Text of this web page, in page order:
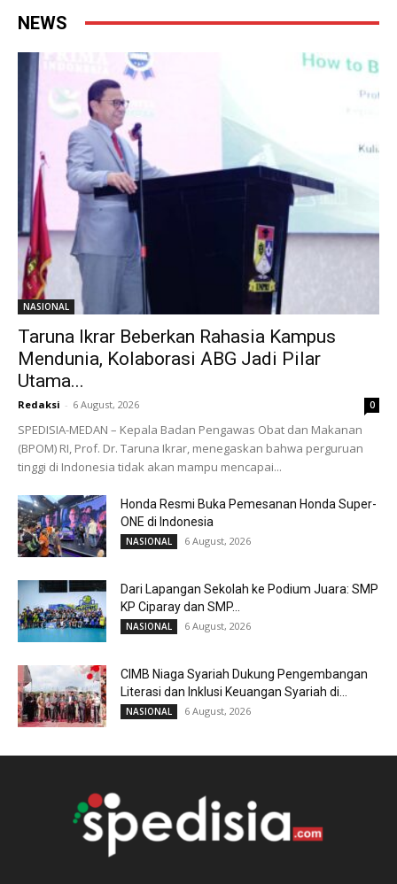
NEWS
NASIONAL
Taruna Ikrar Beberkan Rahasia Kampus
Mendunia, Kolaborasi ABG Jadi Pilar
Utama...
Redaksi - 6 August, 2026 0
SPEDISIA-MEDAN – Kepala Badan Pengawas Obat dan Makanan
(BPOM) RI, Prof. Dr. Taruna Ikrar, menegaskan bahwa perguruan
tinggi di Indonesia tidak akan mampu mencapai...
Honda Resmi Buka Pemesanan Honda Super-
ONE di Indonesia
NASIONAL 6 August, 2026
Dari Lapangan Sekolah ke Podium Juara: SMP
KP Ciparay dan SMP...
NASIONAL 6 August, 2026
CIMB Niaga Syariah Dukung Pengembangan
Literasi dan Inklusi Keuangan Syariah di...
NASIONAL 6 August, 2026